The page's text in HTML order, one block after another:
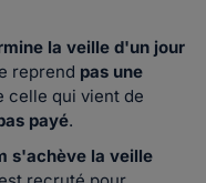
la veille d'un jour
reprend pas une
celle qui vient de
payé.
s'achève la veille